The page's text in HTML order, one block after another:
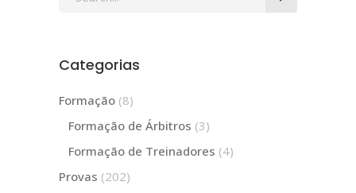
Categorias
Formação (8)
Formação de Árbitros (3)
Formação de Treinadores (4)
Provas (202)